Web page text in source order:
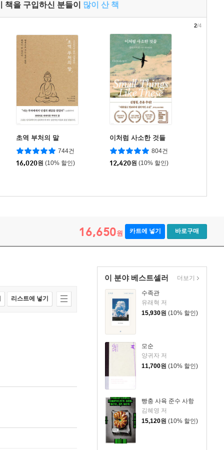
책을 구입하신 분들이 많이 산 책
초역 부처의 말
744건
16,020원 (10% 할인)
이처럼 사소한 것들
804건
12,420원 (10% 할인)
2/4
16,650원 카트에 넣기 바로구매
이 분야 베스트셀러
수족관
유래혁 저
15,930원 (10% 할인)
모순
양귀자 저
11,700원 (10% 할인)
빵충 사육 준수 사항
김혜영 저
15,120원 (10% 할인)
더보기
리스트에 넣기